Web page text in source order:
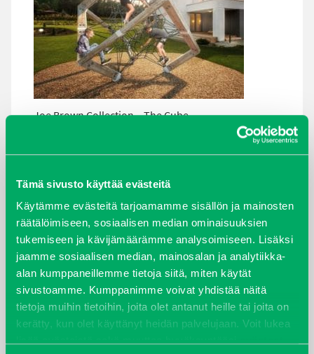
Tämä sivusto käyttää evästeitä
Käytämme evästeitä tarjoamamme sisällön ja mainosten
räätälöimiseen, sosiaalisen median ominaisuuksien
tukemiseen ja kävijämäärämme analysoimiseen. Lisäksi
jaamme sosiaalisen median, mainosalan ja analytiikka-
alan kumppaneillemme tietoja siitä, miten käytät
sivustoamme. Kumppanimme voivat yhdistää näitä
tietoja muihin tietoihin, joita olet antanut heille tai joita on
kerätty, kun olet käyttänyt heidän palvelujaan. Voit lukea
Joe Brown Collection – The Cube
maaliskuu 2026
elokuu 2024
syyskuu 2023
joulukuu 2022
huhtikuu 2022